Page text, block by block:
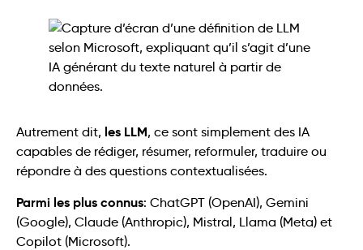
Autrement dit, les LLM, ce sont simplement des IA
capables de rédiger, résumer, reformuler, traduire ou
répondre à des questions contextualisées.
Parmi les plus connus: ChatGPT (OpenAI), Gemini
(Google), Claude (Anthropic), Mistral, Llama (Meta) et
Copilot (Microsoft).